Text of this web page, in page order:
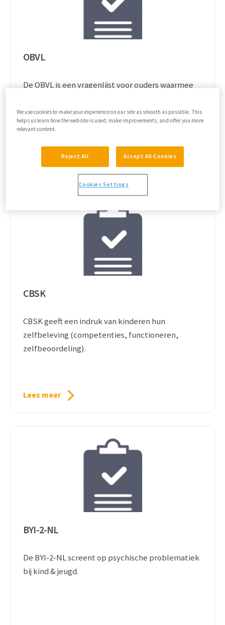
OBVL
De OBVL is een vragenlijst voor ouders waarmee
CBSK
CBSK geeft een indruk van kinderen hun
zelfbeleving (competenties, functioneren,
zelfbeoordeling).
Lees meer
BYI-2-NL
De BYI-2-NL screent op psychische problematiek
bij kind & jeugd.
We use cookies to make your experience on our site as smooth as possible. This
helps us learn how the website is used, make improvements, and offer you more
relevant content.
Reject All Accept All Cookies
Cookies Settings